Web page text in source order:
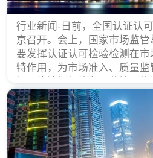
行业新闻-日前，全国认证认
京召开。会上，国家市场监管
要发挥认证认可检验检测在
特作用，为市场准入、质量
权、执法打假等各项监管职
据。